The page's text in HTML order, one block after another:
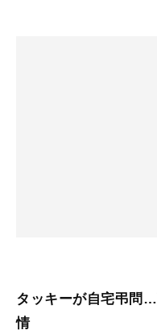
タッキーが自宅弔問
情